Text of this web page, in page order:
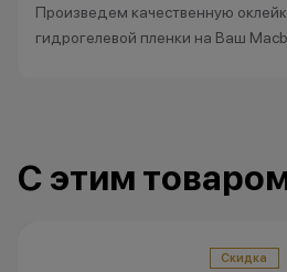
нарушение правил акции, иные
обоснованные причины).
Произведем качественную
гидрогелевой пленки на Ваш
С этим
Скидка